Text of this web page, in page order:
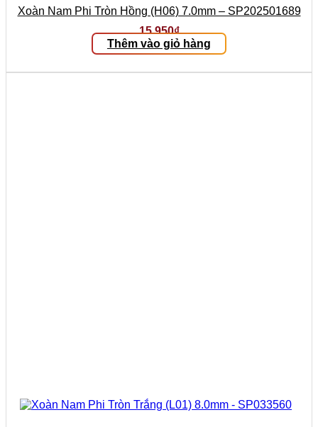
Xoàn Nam Phi Tròn Hồng (H06) 7.0mm – SP202501689
15.950₫
Thêm vào giỏ hàng